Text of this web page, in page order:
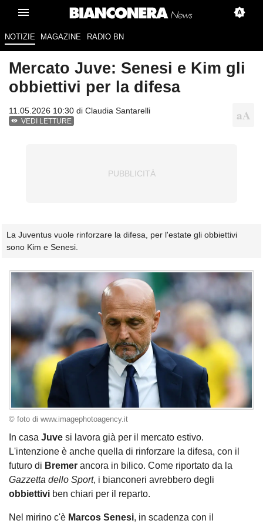
NOTIZIE MAGAZINE RADIO BN
Mercato Juve: Senesi e Kim gli
obbiettivi per la difesa
11.05.2026 10:30 di Claudia Santarelli
VEDI LETTURE
La Juventus vuole rinforzare la difesa, per l'estate gli obbiettivi
sono Kim e Senesi.
© foto di www.imagephotoagency.it
In casa Juve si lavora già per il mercato estivo.
L'intenzione è anche quella di rinforzare la difesa, con il
futuro di Bremer ancora in bilico. Come riportato da la
Gazzetta dello Sport, i bianconeri avrebbero degli
obbiettivi ben chiari per il reparto.
Nel mirino c'è Marcos Senesi, in scadenza con il